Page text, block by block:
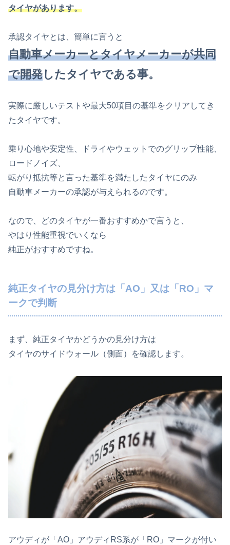
タイヤがあります。
承認タイヤとは、簡単に言うと
自動車メーカーとタイヤメーカーが共同
で開発したタイヤである事。
実際に厳しいテストや最大50項目の基準をクリアしてき
たタイヤです。
乗り心地や安定性、ドライやウェットでのグリップ性能、
ロードノイズ、
転がり抵抗等と言った基準を満たしたタイヤにのみ
自動車メーカーの承認が与えられるのです。
なので、どのタイヤが一番おすすめかで言うと、
やはり性能重視でいくなら
純正がおすすめですね。
純正タイヤの見分け方は「AO」又は「RO」マ
ークで判断
まず、純正タイヤかどうかの見分け方は
タイヤのサイドウォール（側面）を確認します。
アウディが「AO」アウディRS系が「RO」マークが付い